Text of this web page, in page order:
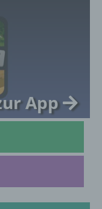
App
dieser
werden
deren